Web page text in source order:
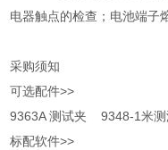
电器触点的检查；电池端子
采购须知
可选配件>>
9363A 测试夹 9348-1米
标配软件>>